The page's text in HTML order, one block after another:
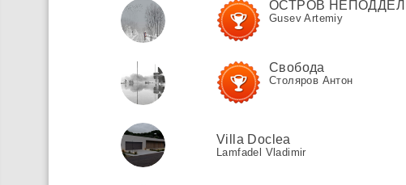
ОСТРОВ
Gusev Artemiy
Свобода
Столяров Антон
Villa Doclea
Lamfadel Vladimir